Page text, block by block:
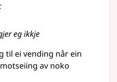
;
eg ikkje
til ei vending når ein
av noko